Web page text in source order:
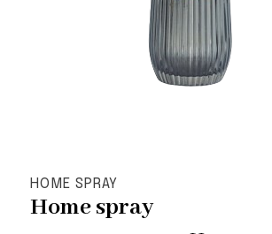
HOME SPRAY
Home spray